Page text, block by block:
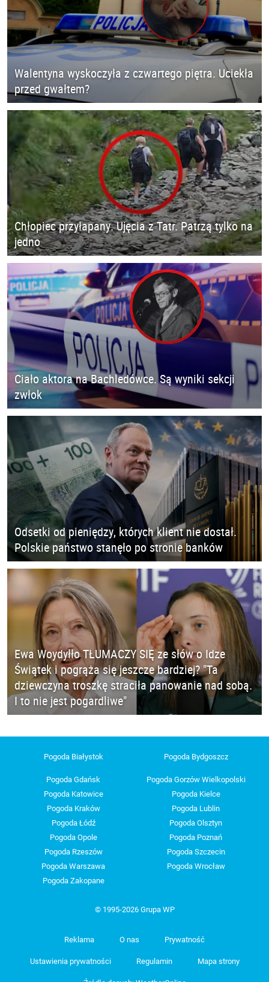
Walentyna wyskoczyła z czwartego piętra. Uciekła
przed gwałtem?
Chłopiec przyłapany. Ujęcia z Tatr. Patrzą tylko na
jedno
Ciało aktora na Bachledówce. Są wyniki sekcji
zwłok
Odsetki od pieniędzy, których klient nie dostał.
Polskie państwo stanęło po stronie banków
Ewa Woydyłło TŁUMACZY SIĘ ze słów o Idze
Świątek i pogrąża się jeszcze bardziej? "Ta
dziewczyna troszkę straciła panowanie nad sobą.
I to nie jest pogardliwe"
Pogoda Białystok Pogoda Bydgoszcz
Pogoda Gdańsk
Pogoda Gorzów Wielkopolski
Pogoda Katowice
Pogoda Kielce
Pogoda Kraków
Pogoda Lublin
Pogoda Łódź
Pogoda Olsztyn
Pogoda Opole
Pogoda Poznań
Pogoda Rzeszów
Pogoda Szczecin
Pogoda Warszawa
Pogoda Wrocław
Pogoda Zakopane
© 1995-2026 Grupa WP
Reklama O nas Prywatność
Ustawienia prywatności Regulamin Mapa strony